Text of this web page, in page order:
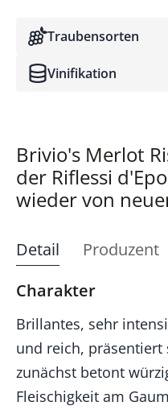
Traubensorten
Vinifikation
Brivio's Merlot
der Riflessi
wieder von
Detail Produzent
Charakter
Brillantes, sehr
und reich,
zunächst betont
Fleischigkeit am